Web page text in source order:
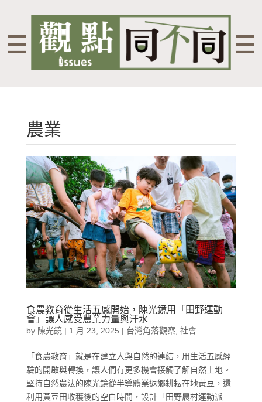
☰ ☰
農業
食農教育從生活五感開始，陳光鏡用「田野運動
會」讓人感受農業力量與汗水
by 陳光鏡| 1 月 23, 2025 | 台灣角落觀察 社會
「食農教育」就是在建立人與自然的連結，用生活五感經
驗的開啟與轉換，讓人們有更多機會接觸了解自然土地。
堅持自然農法的陳光鏡從半導體業返鄉耕耘在地黃豆，還
利用黃豆田收穫後的空白時間，設計「田野農村運動派